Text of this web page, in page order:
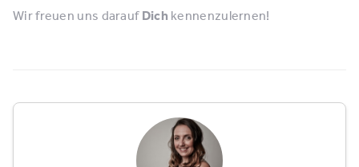
Wir freuen uns darauf Dich kennenzulernen!